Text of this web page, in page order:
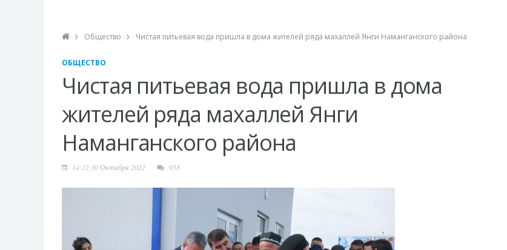
Точки роста Нарынского района
Общество Чистая питьевая вода пришла в дома жителей ряда махаллей Янги Наманганского района
ОБЩЕСТВО
Чистая питьевая вода пришла в дома
жителей ряда махаллей Янги
Наманганского района
14:12 30 Октября 2022 958